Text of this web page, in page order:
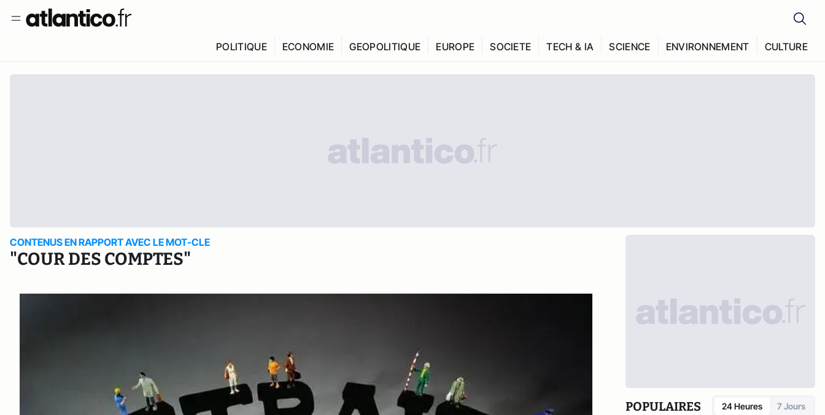
POLITIQUE ECONOMIE GEOPOLITIQUE EUROPE SOCIETE TECH & IA SCIENCE ENVIRONNEMENT CULTURE
CONTENUS EN RAPPORT AVEC LE MOT-CLE
"COUR DES COMPTES"
POPULAIRES 24 Heures 7 Jours